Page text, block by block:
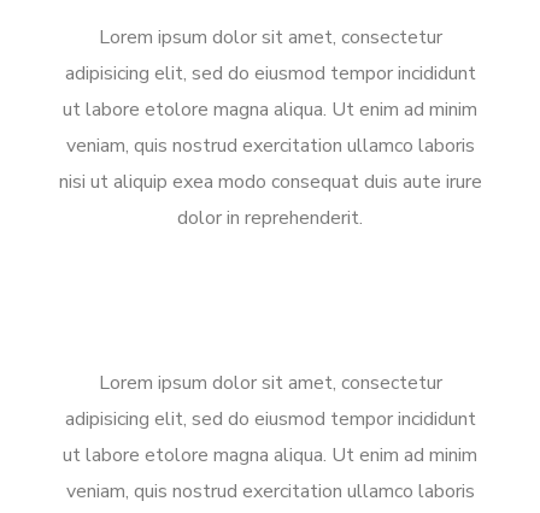
Lorem ipsum dolor sit amet, consectetur
adipisicing elit, sed do eiusmod tempor incididunt
ut labore etolore magna aliqua. Ut enim ad minim
veniam, quis nostrud exercitation ullamco laboris
nisi ut aliquip exea modo consequat duis aute irure
dolor in reprehenderit.
Lorem ipsum dolor sit amet, consectetur
adipisicing elit, sed do eiusmod tempor incididunt
ut labore etolore magna aliqua. Ut enim ad minim
veniam, quis nostrud exercitation ullamco laboris